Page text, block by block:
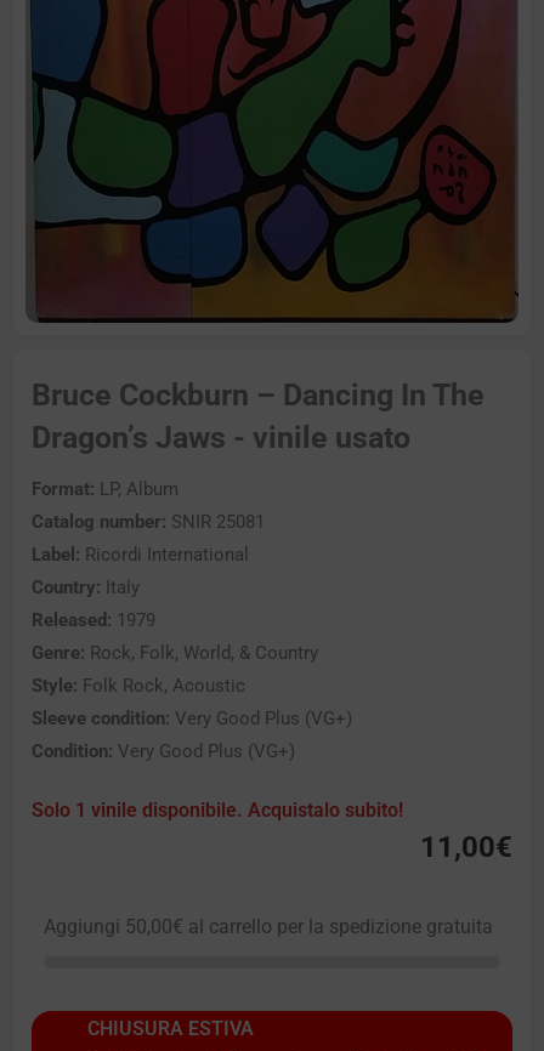
Bruce Cockburn – Dancing In The
Dragon’s Jaws - vinile usato
Format: LP, Album
Catalog number: SNIR 25081
Label: Ricordi International
Country: Italy
Released: 1979
Genre: Rock, Folk, World, & Country
Style: Folk Rock, Acoustic
Sleeve condition: Very Good Plus (VG+)
Condition: Very Good Plus (VG+)
Solo 1 vinile disponibile. Acquistalo subito!
11,00€
Aggiungi 50,00€ al carrello per la spedizione gratuita
CHIUSURA ESTIVA